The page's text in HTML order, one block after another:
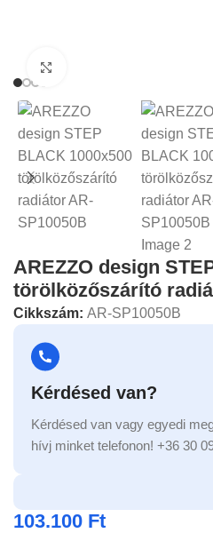
AREZZO design
törölközőszárító
Cikkszám: AR-SP10050B
Kérdésed van?
Kérdésed van vagy egyedi
hívj minket telefonon! +36 30
103.100 Ft